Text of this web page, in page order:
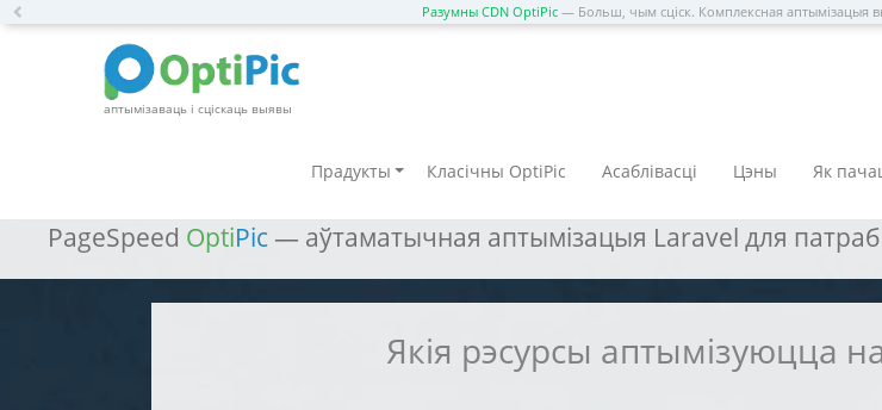
Разумны CDN OptiPic — Больш, чым сціск. Комплексная аптымізацыя
аптымізаваць і сціскаць выявы
Прадукты Класічны OptiPic Асаблівасці Цэны Як
Паскорыць Laravel: правераная
PageSpeed OptiPic — аўтаматычная аптымізацыя Laravel для
Якія рэсурсы аптымізуюцца